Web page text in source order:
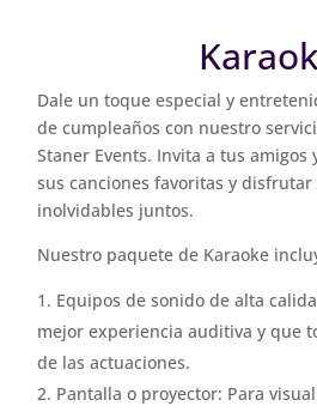
Dale un toque especial y
de cumpleaños con nuestro
Staner Events. Invita a tus
sus canciones favoritas y
inolvidables juntos.
Nuestro paquete de Karaoke
Equipos de sonido de alta
mejor experiencia auditiva y que
de las actuaciones.
Pantalla o proyector: Para